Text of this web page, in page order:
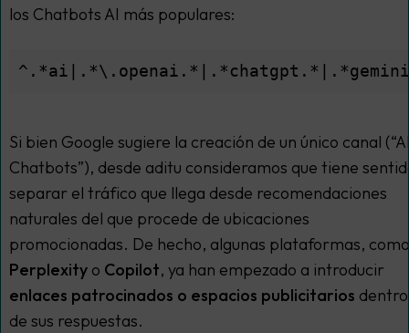
los Chatbots AI más populares:
Si bien Google sugiere la creación de un único canal
Chatbots”), desde aditu consideramos que tiene
separar el tráfico que llega desde recomendaciones
naturales del que procede de ubicaciones
promocionadas. De hecho, algunas plataformas, como
Perplexity o Copilot, ya han empezado a introducir
enlaces patrocinados o espacios publicitarios dentro
de sus respuestas.